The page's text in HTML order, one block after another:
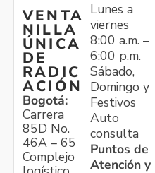
VENTA
NILLA
ÚNICA
DE
RADIC
ACIÓN
Bogotá:
Carrera
85D No.
46A – 65
Complejo
Lunes a
viernes
8:00 a.m. –
6:00 p.m.
Sábado,
Domingo y
Festivos
Auto
consulta
Puntos de
Atención y